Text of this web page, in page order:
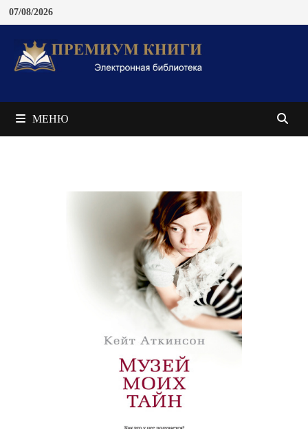
Перейти
содержимому
07/08/2026
МЕНЮ